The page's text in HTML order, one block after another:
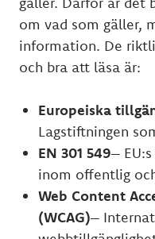
om vad som gäller,
information. De
och bra att läsa är:
Europeiska
Lagstiftningen
EN 301 549–
inom offentlig
Web Content
(WCAG)–